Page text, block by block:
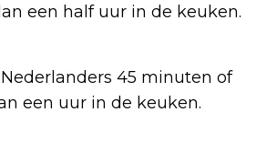
een half uur in de keuken.
45 minuten of
een uur in de keuken.